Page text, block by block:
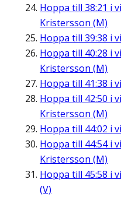
Hoppa till 38:21 i
Kristersson (M)
Hoppa till 39:38 i
Hoppa till 40:28 i
Kristersson (M)
Hoppa till 41:38 i
Hoppa till 42:50 i
Kristersson (M)
Hoppa till 44:02 i
Hoppa till 44:54i
Kristersson (M)
Hoppa till 45:58 i
(V)